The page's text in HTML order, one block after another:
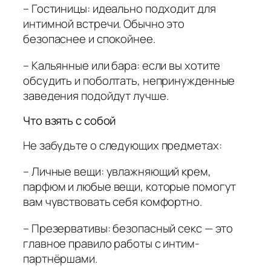
– Гостиницы: идеально подходит для
интимной встречи. Обычно это
безопаснее и спокойнее.
– Кальянные или бара: если вы хотите
обсудить и поболтать, непринужденные
заведения подойдут лучше.
Что взять с собой
Не забудьте о следующих предметах:
– Личные вещи: увлажняющий крем,
парфюм и любые вещи, которые помогут
вам чувствовать себя комфортно.
– Презервативы: безопасный секс — это
главное правило работы с интим-
партнёршами.